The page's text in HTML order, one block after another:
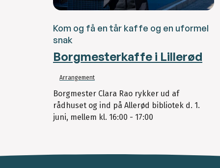
Kom og få en tår kaffe og en uformel
snak
Borgmesterkaffe i Lillerød
Arrangement
Borgmester Clara Rao rykker ud af
rådhuset og ind på Allerød bibliotek d. 1.
juni, mellem kl. 16:00 - 17:00